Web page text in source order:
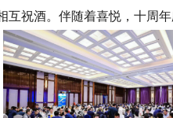
祝酒。伴随着喜悦，十周